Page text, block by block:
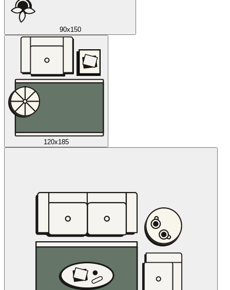
90x150
120x185